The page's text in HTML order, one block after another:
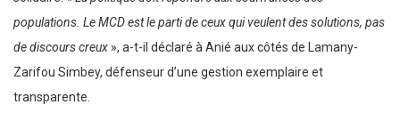
populations. Le MCD est le parti de ceux qui veulent des solutions, pas
de discours creux », a-t-il déclaré à Anié aux côtés de Lamany-
Zarifou Simbey, défenseur d’une gestion exemplaire et
transparente.